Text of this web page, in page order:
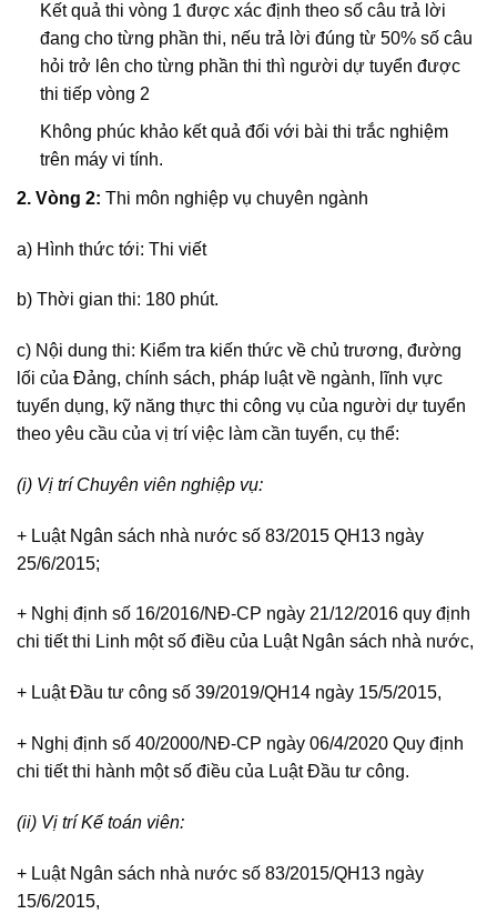
Kết quả thi vòng 1 được xác định theo số câu trả lời
đang cho từng phần thi, nếu trả lời đúng từ 50% số câu
hỏi trở lên cho từng phần thi thì người dự tuyển được
thi tiếp vòng 2
Không phúc khảo kết quả đối với bài thi trắc nghiệm
trên máy vi tính.
2. Vòng 2: Thi môn nghiệp vụ chuyên ngành
a) Hình thức tới: Thi viết
b) Thời gian thi: 180 phút.
c) Nội dung thi: Kiểm tra kiến thức về chủ trương, đường
lối của Đảng, chính sách, pháp luật về ngành, lĩnh vực
tuyển dụng, kỹ năng thực thi công vụ của người dự tuyển
theo yêu cầu của vị trí việc làm cần tuyển, cụ thể:
(i) Vị trí Chuyên viên nghiệp vụ:
+ Luật Ngân sách nhà nước số 83/2015 QH13 ngày
25/6/2015;
+ Nghị định số 16/2016/NĐ-CP ngày 21/12/2016 quy định
chi tiết thi Linh một số điều của Luật Ngân sách nhà nước,
+ Luật Đầu tư công số 39/2019/QH14 ngày 15/5/2015,
+ Nghị định số 40/2000/NĐ-CP ngày 06/4/2020 Quy định
chi tiết thi hành một số điều của Luật Đầu tư công.
(ii) Vị trí Kế toán viên:
+ Luật Ngân sách nhà nước số 83/2015/QH13 ngày
15/6/2015,